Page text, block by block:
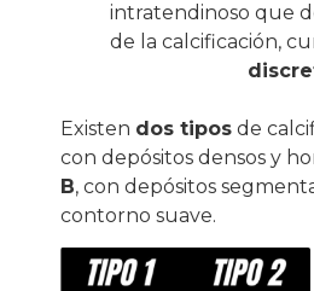
intratendinoso que
de la calcificación,
Existen dos tipos de
con depósitos densos y
B, con depósitos
contorno suave.